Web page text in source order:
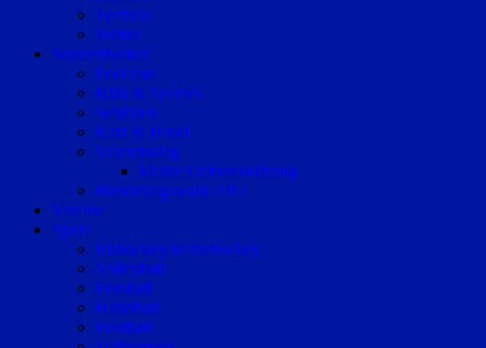
Technik
Wetter
Sonderthemen
Podcasts
Kids & Teenies
Senioren
Katz & Hund
Valentinstag
Meine Liebeserklärung
Bundestagswahl 2017
Vereine
Sport
Eishockey/Inlinehockey
Volleyball
Fussball
Handball
Football